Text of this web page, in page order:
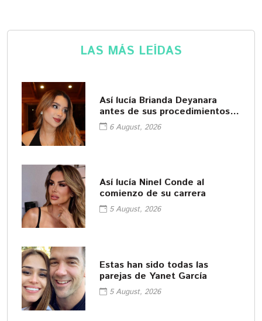
LAS MÁS LEÍDAS
Así lucía Brianda Deyanara
antes de sus procedimientos
cosméticos
6 August, 2026
Así lucía Ninel Conde al
comienzo de su carrera
5 August, 2026
Estas han sido todas las
parejas de Yanet García
5 August, 2026